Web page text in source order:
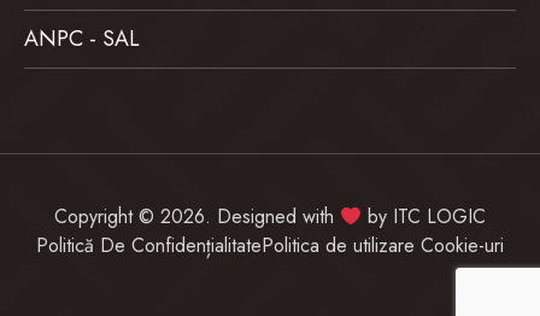
ANPC - SAL
Copyright © 2026. Designed with by ITC LOGIC
Politică De ConfidențialitatePolitica de utilizare Cookie-uri